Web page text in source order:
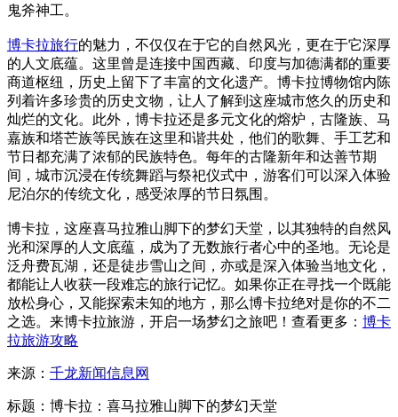
鬼斧神工。
博卡拉旅行的魅力，不仅仅在于它的自然风光，更在于它深厚
的人文底蕴。这里曾是连接中国西藏、印度与加德满都的重要
商道枢纽，历史上留下了丰富的文化遗产。博卡拉博物馆内陈
列着许多珍贵的历史文物，让人了解到这座城市悠久的历史和
灿烂的文化。此外，博卡拉还是多元文化的熔炉，古隆族、马
嘉族和塔芒族等民族在这里和谐共处，他们的歌舞、手工艺和
节日都充满了浓郁的民族特色。每年的古隆新年和达善节期
间，城市沉浸在传统舞蹈与祭祀仪式中，游客们可以深入体验
尼泊尔的传统文化，感受浓厚的节日氛围。
博卡拉，这座喜马拉雅山脚下的梦幻天堂，以其独特的自然风
光和深厚的人文底蕴，成为了无数旅行者心中的圣地。无论是
泛舟费瓦湖，还是徒步雪山之间，亦或是深入体验当地文化，
都能让人收获一段难忘的旅行记忆。如果你正在寻找一个既能
放松身心，又能探索未知的地方，那么博卡拉绝对是你的不二
之选。来博卡拉旅游，开启一场梦幻之旅吧！查看更多： 博卡
拉旅游攻略
来源： 千龙新闻信息网
标题：博卡拉：喜马拉雅山脚下的梦幻天堂